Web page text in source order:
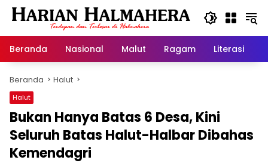
Langsung
Beranda
Nasional Malut Ragam Literasi
Beranda Halut
Halut
Bukan Hanya Batas 6 Desa, Kini
Seluruh Batas Halut-Halbar Dibahas
Kemendagri